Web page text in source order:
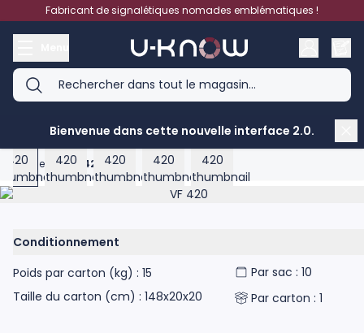
Aller au contenuFabricant de signalétiques nomades emblématiques !
Bienvenue dans cette nouvelle interface 2.0.
Accueil > VF 420
Product image gallery - scroll to see more images
Conditionnement
Poids par carton (kg) : 15
Taille du carton (cm) : 148x20x20
Par sac : 10
Par carton : 1